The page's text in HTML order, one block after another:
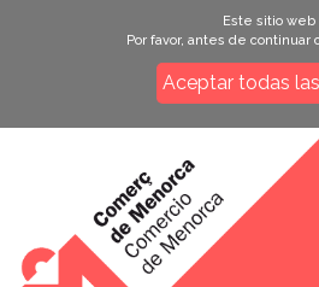
Este sitio web
Por favor, antes de
Aceptar todas